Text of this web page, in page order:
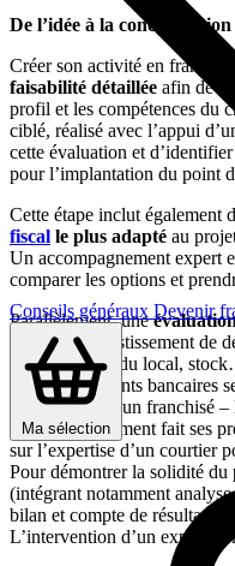
Conseils généraux Devenir
Ma sélection
De l’idée à la concrétisation
Créer son activité en
faisabilité détaillée afin de
profil et les compétences du
ciblé, réalisé avec l’appui
cette évaluation et
pour l’implantation du point
Cette étape inclut également
fiscal le plus adapté au
Un accompagnement expert
comparer les options et
Parallèlement, une
menée. L’investissement de
aménagement du local,
les établissements bancaires
financement d’un franchisé
ayant généralement fait ses
sur l’expertise d’un courtier
Pour démontrer la solidité du
(intégrant notamment
bilan et compte de résultat
L’intervention d’un expert-